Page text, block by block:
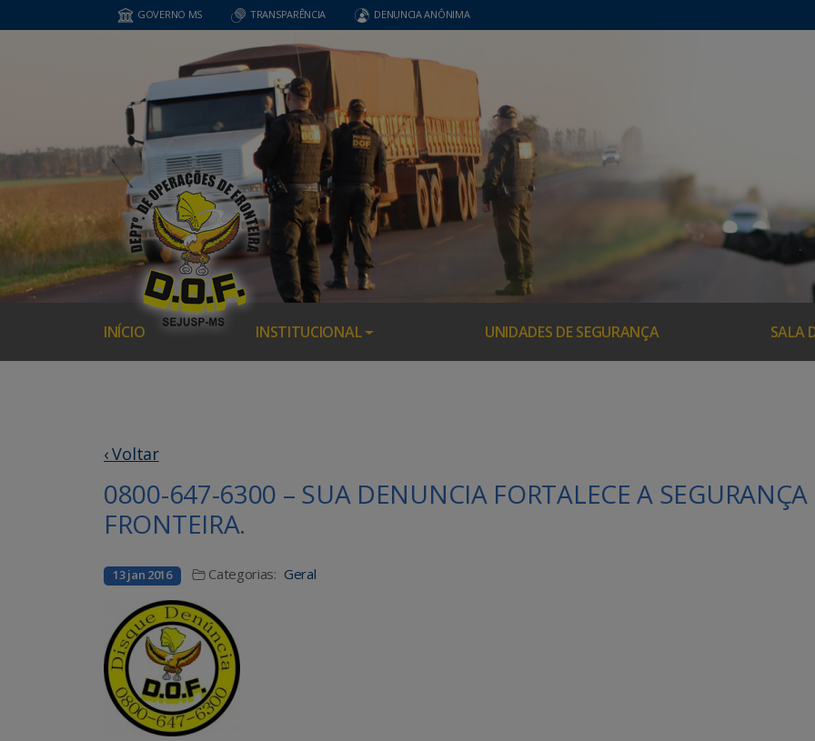
GOVERNO MS TRANSPARÊNCIA DENUNCIA ANÔNIMA
INÍCIO INSTITUCIONAL UNIDADES DE SEGURANÇA SALA
‹ Voltar
0800-647-6300 – SUA DENUNCIA FORTALECE A
FRONTEIRA.
13 jan 2016 Categorias: Geral